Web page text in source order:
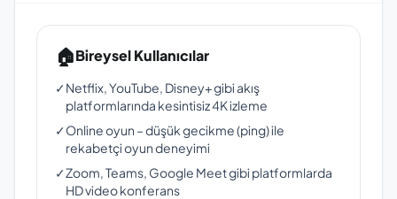
🏠Bireysel Kullanıcılar
✓Netflix, YouTube, Disney+ gibi akış
platformlarında kesintisiz 4K izleme
✓Online oyun – düşük gecikme (ping) ile
rekabetçi oyun deneyimi
✓Zoom, Teams, Google Meet gibi platformlarda
HD video konferans